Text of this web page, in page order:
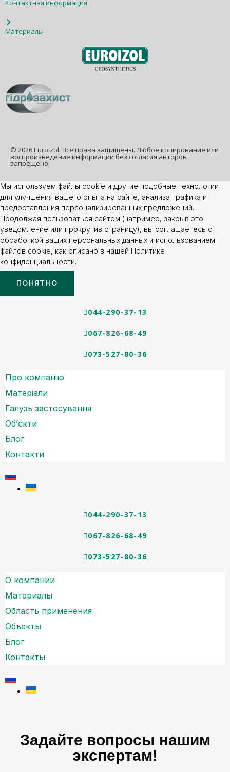
Контактная информация
Материалы
© 2026 Euroizol. Все права защищены. Любое копирование или
воспроизведение информации без согласия авторов
запрещено.
Мы используем файлы cookie и другие подобные технологии
для улучшения вашего опыта на сайте, анализа трафика и
предоставления персонализированных предложений.
Продолжая пользоваться сайтом (например, закрыв это
уведомление или прокрутив страницу), вы соглашаетесь с
обработкой ваших персональных данных и использованием
файлов cookie, как описано в нашей Политике
конфиденциальности.
ПОНЯТНО
044-290-37-13
067-826-68-49
073-527-80-36
Про компанію
Матеріали
Галузь застосування
Об’єкти
Блог
Контакти
044-290-37-13
067-826-68-49
073-527-80-36
О компании
Материалы
Область применения
Объекты
Блог
Контакты
Задайте вопросы нашим
экспертам!